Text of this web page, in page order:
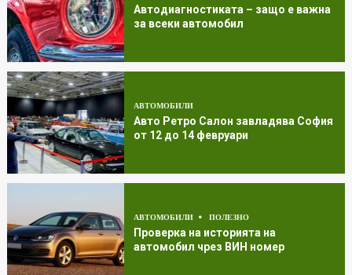
Автодиагностиката – защо е важна
за всеки автомобил
АВТОМОБИЛИ
Авто Ретро Салон завладява София
от 12 до 14 февруари
АВТОМОБИЛИ ПОЛЕЗНО
Проверка на историята на
автомобил чрез ВИН номер